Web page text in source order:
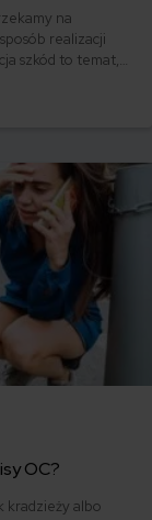
na
realizacji
szkód to temat,
OC?
kradzieży albo